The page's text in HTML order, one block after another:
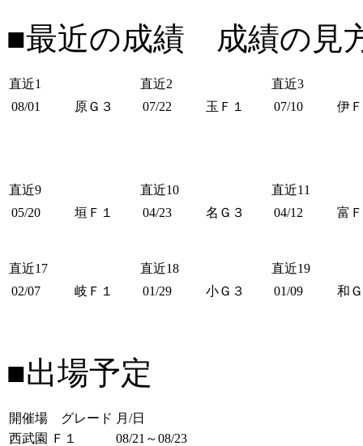
■最近の成績 成績の見
直近1 直近2
直近3
08/01
原Ｇ３ 07/22 玉Ｆ１ 07/10 伊
直近9 直近10
直近11
05/20
垣Ｆ１ 04/23 名Ｇ３ 04/12 富
直近17 直近18
直近19
02/07
岐Ｆ１ 01/29 小Ｇ３ 01/09 和
■出場予定
開催場 グレード 月/日
西武園 Ｆ１
08/21～08/23